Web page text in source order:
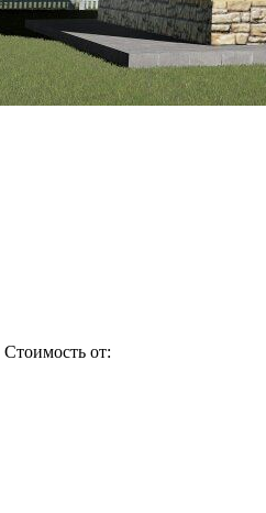
Стоимость от: